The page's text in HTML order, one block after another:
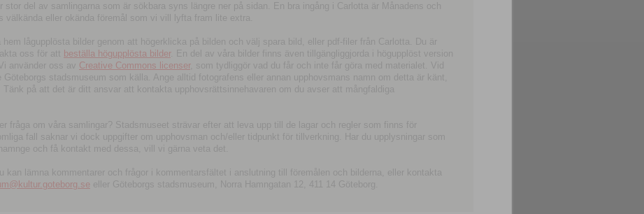
stor del av samlingarna som är sökbara syns längre ner på sidan. En bra ingång i Carlotta är Månadens och
välkända eller okända föremål som vi vill lyfta fram lite extra.
hem lågupplösta bilder genom att högerklicka på bilden och välj spara bild, eller pdf-filer från Carlotta. Du är
oss för att beställa högupplösta bilder. En del av våra bilder finns även tillgängliggjorda i högupplöst version
Vi använder oss av Creative Commons licenser, som tydliggör vad du får och inte får göra med materialet. Vid
Göteborgs stadsmuseum som källa. Ange alltid fotografens eller annan upphovsmans namn om detta är känt,
Tänk på att det är ditt ansvar att kontakta upphovsrättsinnehavaren om du avser att mångfaldiga
fråga om våra samlingar? Stadsmuseet strävar efter att leva upp till de lagar och regler som finns för
fall saknar vi dock uppgifter om upphovsman och/eller tidpunkt för tillverkning. Har du upplysningar som
och få kontakt med dessa, vill vi gärna veta det.
kan lämna kommentarer och frågor i kommentarsfältet i anslutning till föremålen och bilderna, eller kontakta
eller Göteborgs stadsmuseum, Norra Hamngatan 12, 411 14 Göteborg.